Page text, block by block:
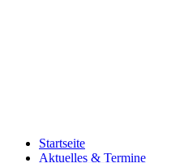
Startseite
Aktuelles & Termine